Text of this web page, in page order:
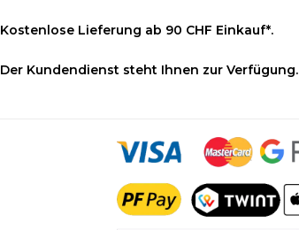
Kostenlose Lieferung ab 90 CHF Einkauf*.
Der Kundendienst steht Ihnen zur Verfügung.